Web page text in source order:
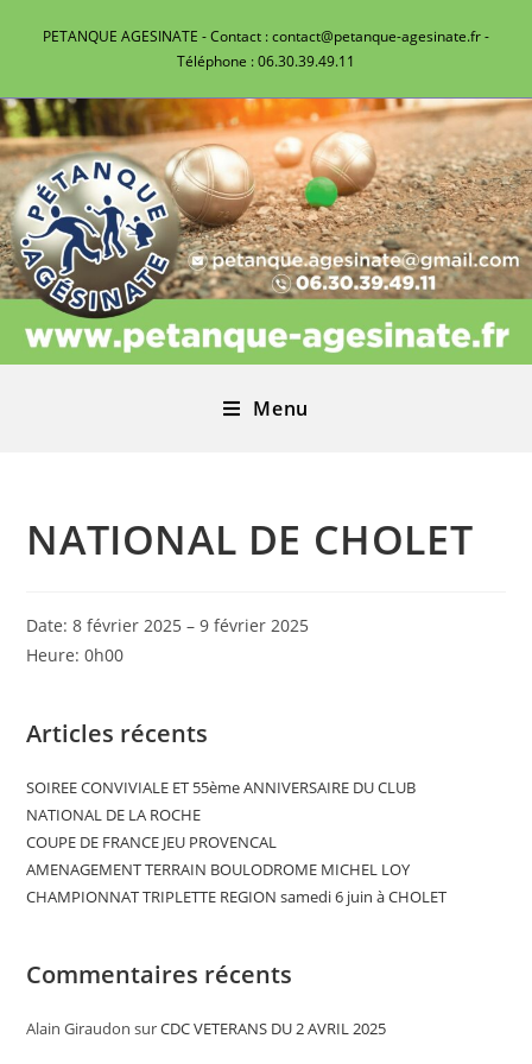
PETANQUE AGESINATE - Contact : contact@petanque-agesinate.fr -
Téléphone : 06.30.39.49.11
Menu
NATIONAL DE CHOLET
Date:8 février 2025 –9 février 2025
Heure:0h00
Articles récents
SOIREE CONVIVIALE ET 55ème ANNIVERSAIRE DU CLUB
NATIONAL DE LA ROCHE
COUPE DE FRANCE JEU PROVENCAL
AMENAGEMENT TERRAIN BOULODROME MICHEL LOY
CHAMPIONNAT TRIPLETTE REGION samedi 6 juin à CHOLET
Commentaires récents
Alain Giraudon surCDC VETERANS DU 2 AVRIL 2025